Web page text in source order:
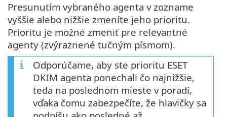
Presunutím vybraného agenta v zozname
vyššie alebo nižšie zmeníte jeho prioritu.
Prioritu je možné zmeniť pre relevantné
agenty (zvýraznené tučným písmom).
Odporúčame, aby ste prioritu ESET
DKIM agenta ponechali čo najnižšie,
teda na poslednom mieste v poradí,
vďaka čomu zabezpečíte, že hlavičky sa